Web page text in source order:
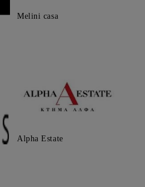
Melini casa
Alpha Estate